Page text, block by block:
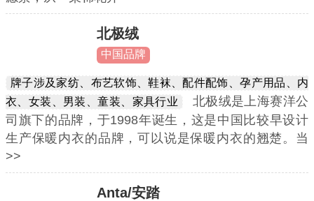
北极绒
中国品牌
牌子涉及家纺、布艺软饰、鞋袜、配件配饰、孕产用品、内
衣、女装、男装、童装、家具行业
北极绒是上海赛洋公
司旗下的品牌，于1998年诞生，这是中国比较早设计
生产保暖内衣的品牌，可以说是保暖内衣的翘楚。当
>>
Anta/安踏